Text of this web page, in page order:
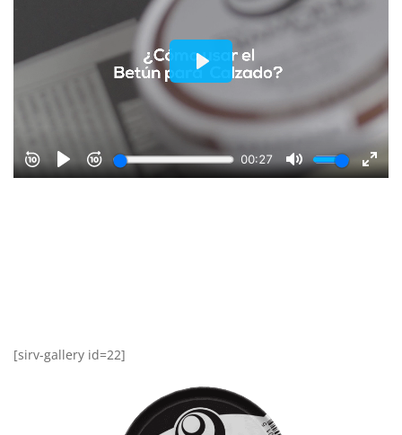
[sirv-gallery id=22]